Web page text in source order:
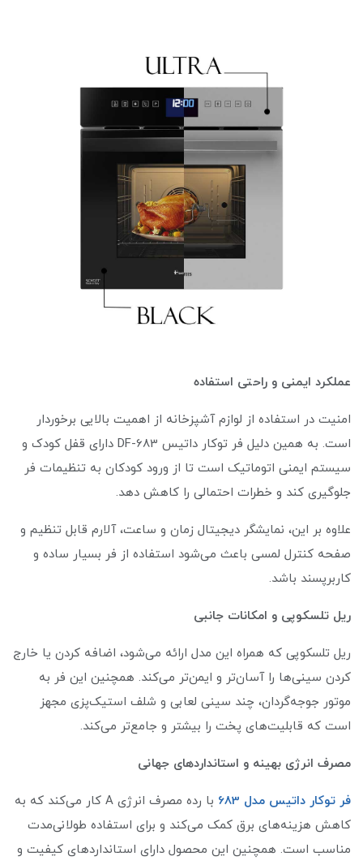
عملکرد ایمنی و راحتی استفاده
امنیت در استفاده از لوازم آشپزخانه از اهمیت بالایی برخوردار
است. به همین دلیل فر توکار داتیس DF-683 دارای قفل کودک و
سیستم ایمنی اتوماتیک است تا از ورود کودکان به تنظیمات فر
جلوگیری کند و خطرات احتمالی را کاهش دهد.
علاوه بر این، نمایشگر دیجیتال زمان و ساعت، آلارم قابل تنظیم و
صفحه کنترل لمسی باعث می‌شود استفاده از فر بسیار ساده و
کاربرپسند باشد.
ریل تلسکوپی و امکانات جانبی
ریل تلسکوپی که همراه این مدل ارائه می‌شود، اضافه کردن یا خارج
کردن سینی‌ها را آسان‌تر و ایمن‌تر می‌کند. همچنین این فر به
موتور جوجه‌گردان، چند سینی لعابی و شلف استیک‌پزی مجهز
است که قابلیت‌های پخت را بیشتر و جامع‌تر می‌کند.
مصرف انرژی بهینه و استانداردهای جهانی
فر توکار داتیس مدل 683
با رده مصرف انرژی A کار می‌کند که به
کاهش هزینه‌های برق کمک می‌کند و برای استفاده طولانی‌مدت
مناسب است. همچنین این محصول دارای استانداردهای کیفیت و